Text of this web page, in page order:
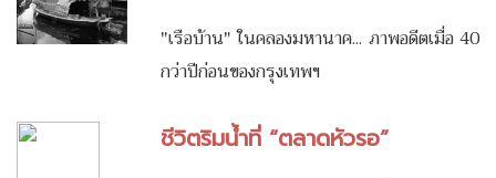
"เรือบ้าน" ในคลองมหานาค... ภาพอดีตเมื่อ 40
กว่าปีก่อนของกรุงเทพฯ
ชีวิตริมน้ำที่ “ตลาดหัวรอ”